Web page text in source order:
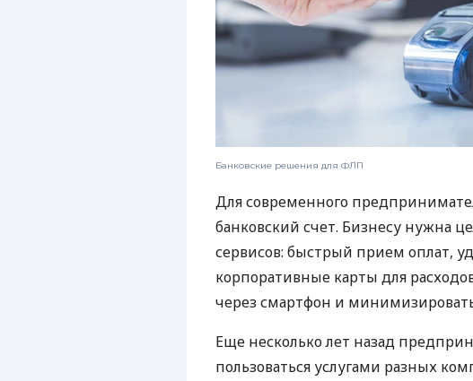
Банковские решения для ФЛП
Для современного
банковский счет. Бизнесу нужна
сервисов: быстрый прием оплат,
корпоративные карты для
через смартфон и
Еще несколько лет назад
пользоваться услугами разных